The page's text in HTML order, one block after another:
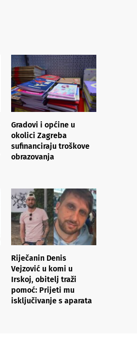
Gradovi i općine u
okolici Zagreba
sufinanciraju troškove
obrazovanja
Riječanin Denis
Vejzović u komi u
Irskoj, obitelj traži
pomoć: Prijeti mu
isključivanje s aparata